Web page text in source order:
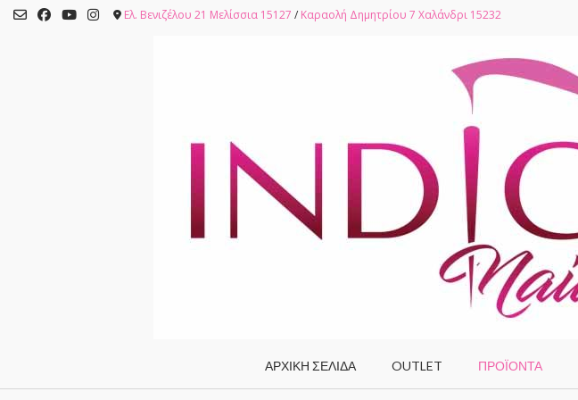
Skip
Ελ. Βενιζέλου 21 Μελίσσια 15127 / Καραολή Δημητρίου 7 Χαλάνδρι 15232
ΑΡΧΙΚΗ ΣΕΛΙΔΑ OUTLET ΠΡΟΪΌΝΤΑ